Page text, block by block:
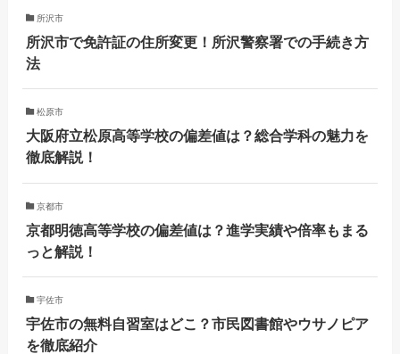
所沢市
所沢市で免許証の住所変更！所沢警察署での手続き方
法
松原市
大阪府立松原高等学校の偏差値は？総合学科の魅力を
徹底解説！
京都市
京都明徳高等学校の偏差値は？進学実績や倍率もまる
っと解説！
宇佐市
宇佐市の無料自習室はどこ？市民図書館やウサノピア
を徹底紹介